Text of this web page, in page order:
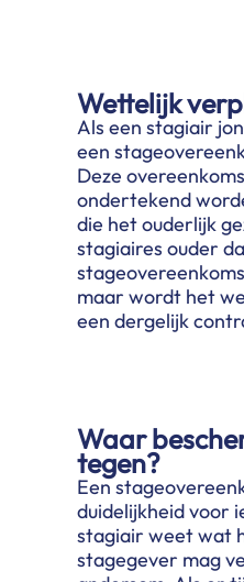
Wettelijk
Als een stagiair
een
Deze
ondertekend
die het ouderlijk
stagiaires ouder
maar wordt het
een dergelijk
Waar
tegen?
Een
duidelijkheid voor
stagiair weet wat
stagegever mag